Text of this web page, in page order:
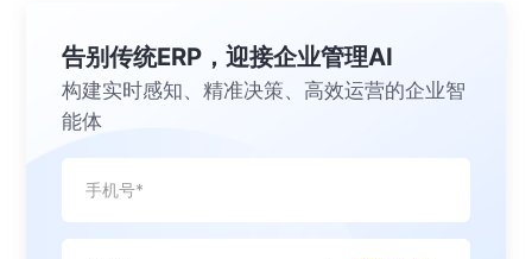
告别传统ERP，迎接企业管理AI
构建实时感知、精准决策、高效运营的企业智
能体